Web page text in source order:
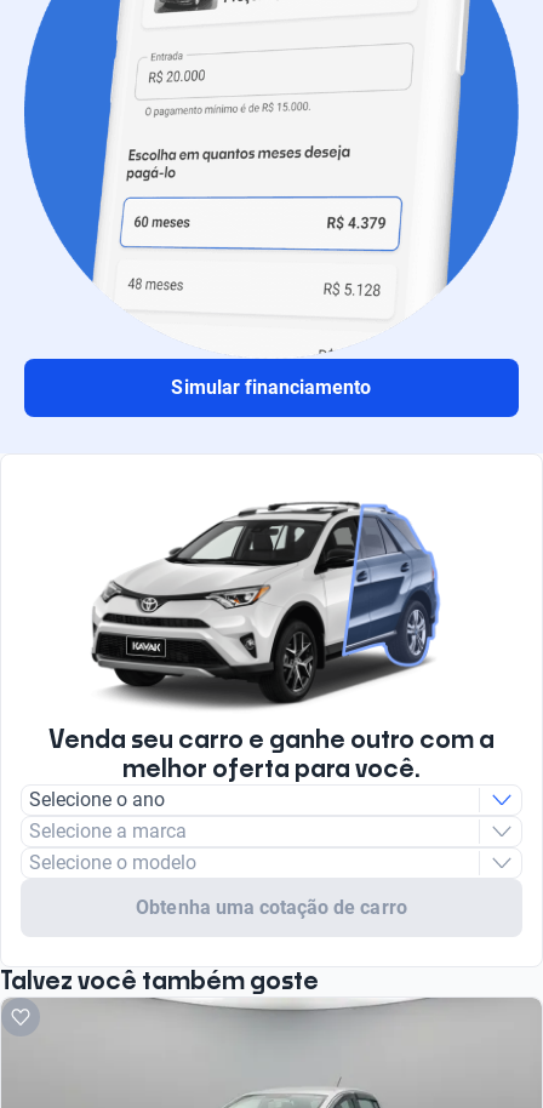
Simular financiamento
Venda seu carro e ganhe outro com a
melhor oferta para você.
Selecione o ano
Selecione a marca
Selecione o modelo
Obtenha uma cotação de carro
Talvez você também goste